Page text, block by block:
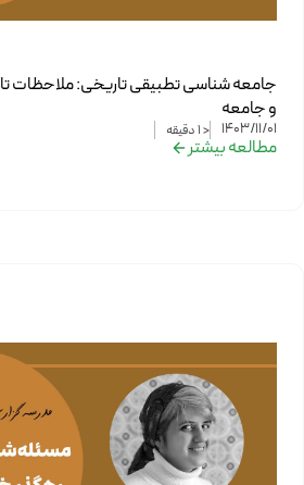
جامعه شناسی تطبیقی تاریخی: ملاحظات
و جامعه
1403/11/01
< 1 دقیقه
مطالعه بیشتر